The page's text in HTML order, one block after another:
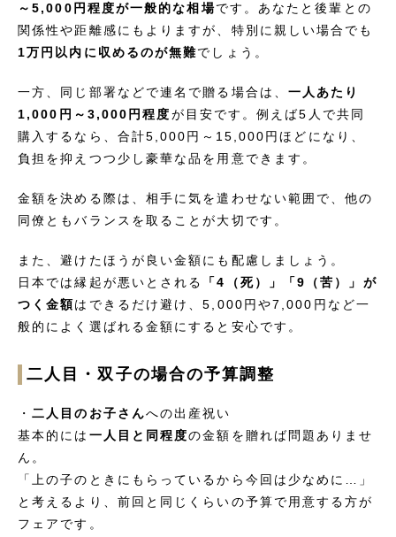
～5,000円程度が一般的な相場です。あなたと後輩との
関係性や距離感にもよりますが、特別に親しい場合でも
1万円以内に収めるのが無難でしょう。
一方、同じ部署などで連名で贈る場合は、 一人あたり
1,000円～3,000円程度が目安です。例えば5人で共同
購入するなら、合計5,000円～15,000円ほどになり、
負担を抑えつつ少し豪華な品を用意できます。
金額を決める際は、相手に気を遣わせない範囲で、他の
同僚ともバランスを取ることが大切です。
また、避けたほうが良い金額にも配慮しましょう。
日本では縁起が悪いとされる
「4（死）」「9（苦）」が
つく金額はできるだけ避け、5,000円や7,000円など一
般的によく選ばれる金額にすると安心です。
二人目・双子の場合の予算調整
・二人目のお子さんへの出産祝い
基本的には 一人目と同程度の金額を贈れば問題ありませ
ん。
「上の子のときにもらっているから今回は少なめに…」
と考えるより、前回と同じくらいの予算で用意する方が
フェアです。